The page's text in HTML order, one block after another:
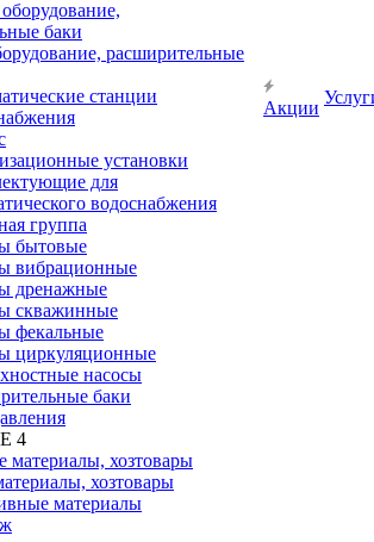
расширительные
станции
установки
для
водоснабжения
группа
бытовые
вибрационные
дренажные
скважинные
фекальные
циркуляционные
насосы
баки
4
хозтовары
материалы
Акции